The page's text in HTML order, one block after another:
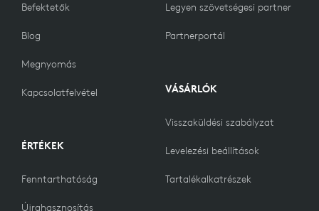
Befektetők
Blog
Megnyomás
Kapcsolatfelvétel
ÉRTÉKEK
Fenntarthatóság
Újrahasznosítás
Legyen szövetségesi partner
Partnerportál
VÁSÁRLÓK
Visszaküldési szabályzat
Levelezési beállítások
Tartalékalkatrészek